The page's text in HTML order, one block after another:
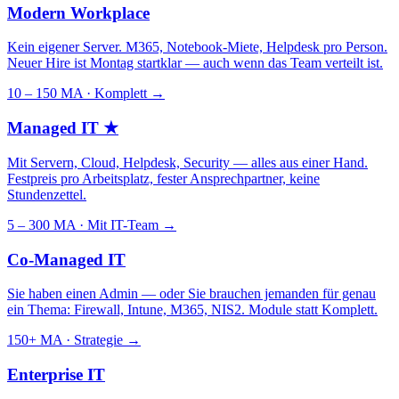
Modern Workplace
Kein eigener Server. M365, Notebook-Miete, Helpdesk pro Person.
Neuer Hire ist Montag startklar — auch wenn das Team verteilt ist.
10 – 150 MA · Komplett →
Managed IT ★
Mit Servern, Cloud, Helpdesk, Security — alles aus einer Hand.
Festpreis pro Arbeitsplatz, fester Ansprechpartner, keine
Stundenzettel.
5 – 300 MA · Mit IT-Team →
Co-Managed IT
Sie haben einen Admin — oder Sie brauchen jemanden für genau
ein Thema: Firewall, Intune, M365, NIS2. Module statt Komplett.
150+ MA · Strategie →
Enterprise IT